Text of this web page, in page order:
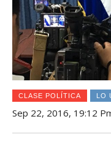
CLASE POLÍTICA LO
Sep 22, 2016, 19:12